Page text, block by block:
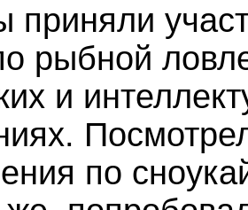
приняли
рыбной
и
по